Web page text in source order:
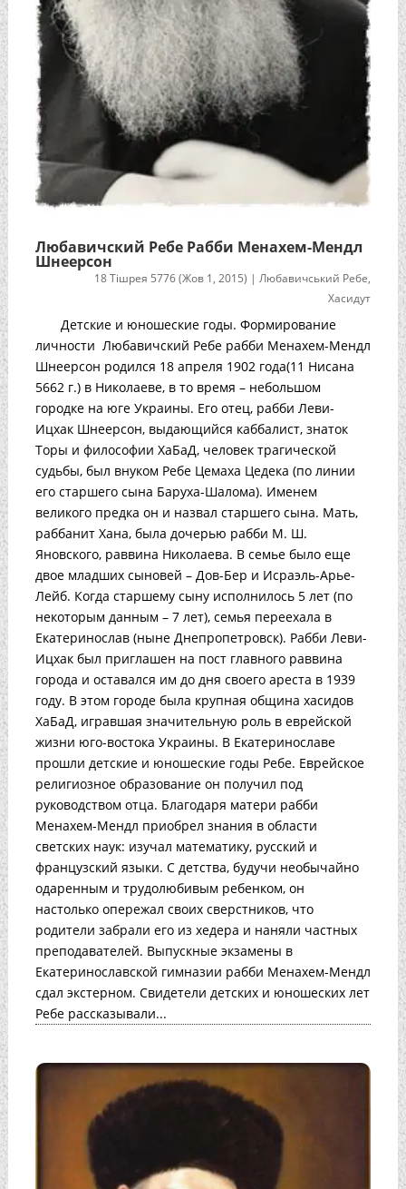
Любавичский Ребе Рабби Менахем-Мендл
Шнеерсон
18 Тішрея 5776 (Жов 1, 2015) |Любавичський Ребе,
Хасидут
Детские и юношеские годы. Формирование
личности Любавичский Ребе рабби Менахем-Мендл
Шнеерсон родился 18 апреля 1902 года(11 Нисана
5662 г.) в Николаеве, в то время – небольшом
городке на юге Украины. Его отец, рабби Леви-
Ицхак Шнеерсон, выдающийся каббалист, знаток
Торы и философии ХаБаД, человек трагической
судьбы, был внуком Ребе Цемаха Цедека (по линии
его старшего сына Баруха-Шалома). Именем
великого предка он и назвал старшего сына. Мать,
раббанит Хана, была дочерью рабби М. Ш.
Яновского, раввина Николаева. В семье было еще
двое младших сыновей – Дов-Бер и Исраэль-Арье-
Лейб. Когда старшему сыну исполнилось 5 лет (по
некоторым данным – 7 лет), семья переехала в
Екатеринослав (ныне Днепропетровск). Рабби Леви-
Ицхак был приглашен на пост главного раввина
города и оставался им до дня своего ареста в 1939
году. В этом городе была крупная община хасидов
ХаБаД, игравшая значительную роль в еврейской
жизни юго-востока Украины. В Екатеринославе
прошли детские и юношеские годы Ребе. Еврейское
религиозное образование он получил под
руководством отца. Благодаря матери рабби
Менахем-Мендл приобрел знания в области
светских наук: изучал математику, русский и
французский языки. С детства, будучи необычайно
одаренным и трудолюбивым ребенком, он
настолько опережал своих сверстников, что
родители забрали его из хедера и наняли частных
преподавателей. Выпускные экзамены в
Екатеринославской гимназии рабби Менахем-Мендл
сдал экстерном. Свидетели детских и юношеских лет
Ребе рассказывали...